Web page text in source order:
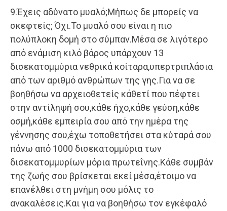
9.Έχεις αδύνατο μυαλό;Μήπως δε μπορείς να
σκεφτείς; Όχι.Το μυαλό σου είναι η πιο
πολύπλοκη δομή στο σύμπαν.Μέσα σε λιγότερο
από ενάμιση κιλό βάρος υπάρχουν 13
δισεκατομμύρια νεθρικά κοίταρα,υπερτριπλάσια
από των αριθμό ανθρώπων της γης.Για να σε
βοηθήσω να αρχειοθετείς κάθετί που πέφτει
στην αντίληψή σου,κάθε ήχο,κάθε γεύση,κάθε
οσμή,κάθε εμπειρία σου από την ημέρα της
γέννησης σου,έχω τοποθετήσει στα κύταρά σου
πάνω από 1000 δισεκατομμύρια των
δισεκατομμυρίων μόρια πρωτεΐνης.Κάθε συμβάν
της ζωής σου βρίσκεται εκεί μέσα,έτοιμο να
επανέλθει στη μνήμη σου μόλις το
ανακαλέσεις.Και για να βοηθήσω τον εγκέφαλό